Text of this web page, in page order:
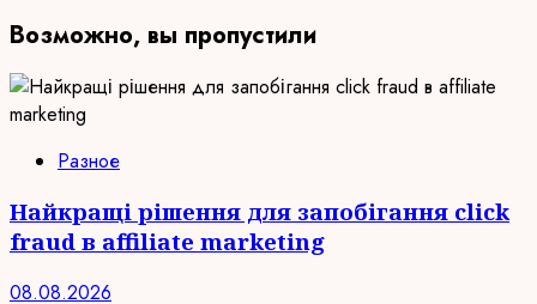
Возможно, вы пропустили
Разное
Найкращі рішення для запобігання click
fraud в affiliate marketing
08.08.2026